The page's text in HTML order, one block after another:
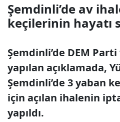
Şemdinli’de av
keçilerinin hayatı
Şemdinli’de DEM
yapılan açıklamada,
Şemdinli’de 3 yaban
için açılan ihalenin
yapıldı.